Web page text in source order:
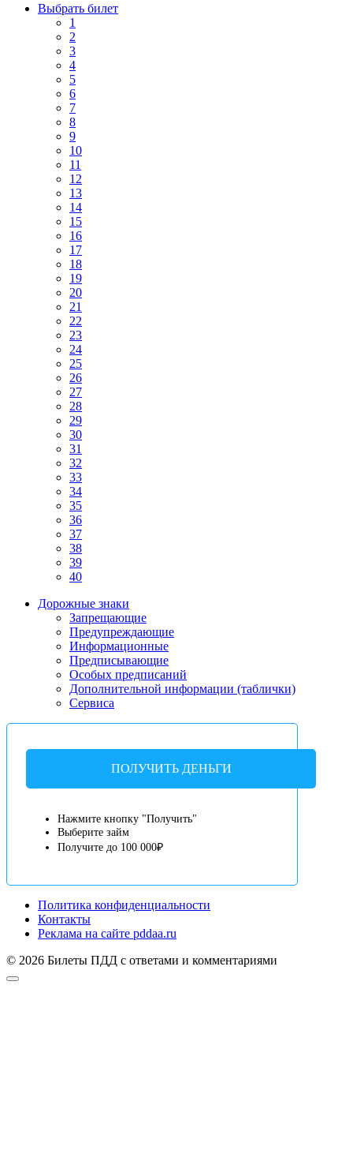
Выбрать билет
1
2
3
4
5
6
7
8
9
10
11
12
13
14
15
16
17
18
19
20
21
22
23
24
25
26
27
28
29
30
31
32
33
34
35
36
37
38
39
40
Дорожные знаки
Запрещающие
Предупреждающие
Информационные
Предписывающие
Особых предписаний
Дополнительной информации (таблички)
Сервиса
ПОЛУЧИТЬ ДЕНЬГИ
Нажмите кнопку "Получить"
Выберите займ
Получите до 100 000₽
Политика конфиденциальности
Контакты
Реклама на сайте pddaa.ru
© 2026 Билеты ПДД с ответами и комментариями